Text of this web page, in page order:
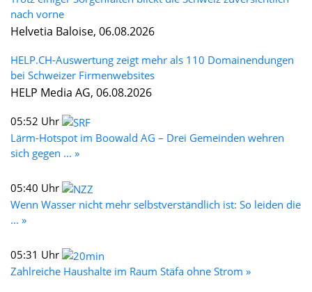
nach vorne
Helvetia Baloise, 06.08.2026
HELP.CH-Auswertung zeigt mehr als 110 Domainendungen
bei Schweizer Firmenwebsites
HELP Media AG, 06.08.2026
05:52 Uhr
Lärm-Hotspot im Boowald AG – Drei Gemeinden wehren
sich gegen ... »
05:40 Uhr
Wenn Wasser nicht mehr selbstverständlich ist: So leiden die
... »
05:31 Uhr
Zahlreiche Haushalte im Raum Stäfa ohne Strom »